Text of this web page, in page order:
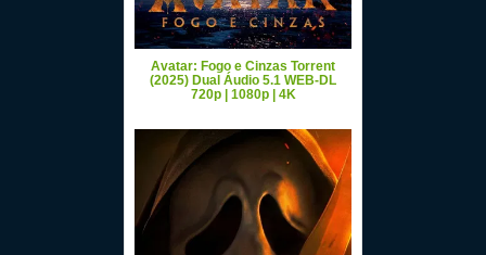
Avatar: Fogo e Cinzas Torrent
(2025) Dual Áudio 5.1 WEB-DL
720p | 1080p | 4K